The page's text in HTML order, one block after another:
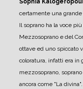
Sophia
certamente una
Il soprano ha la voce
Mezzosoprano e del
ottave ed uno spiccato
coloratura, infatti era in
mezzosoprano,
ancora come "La divina".